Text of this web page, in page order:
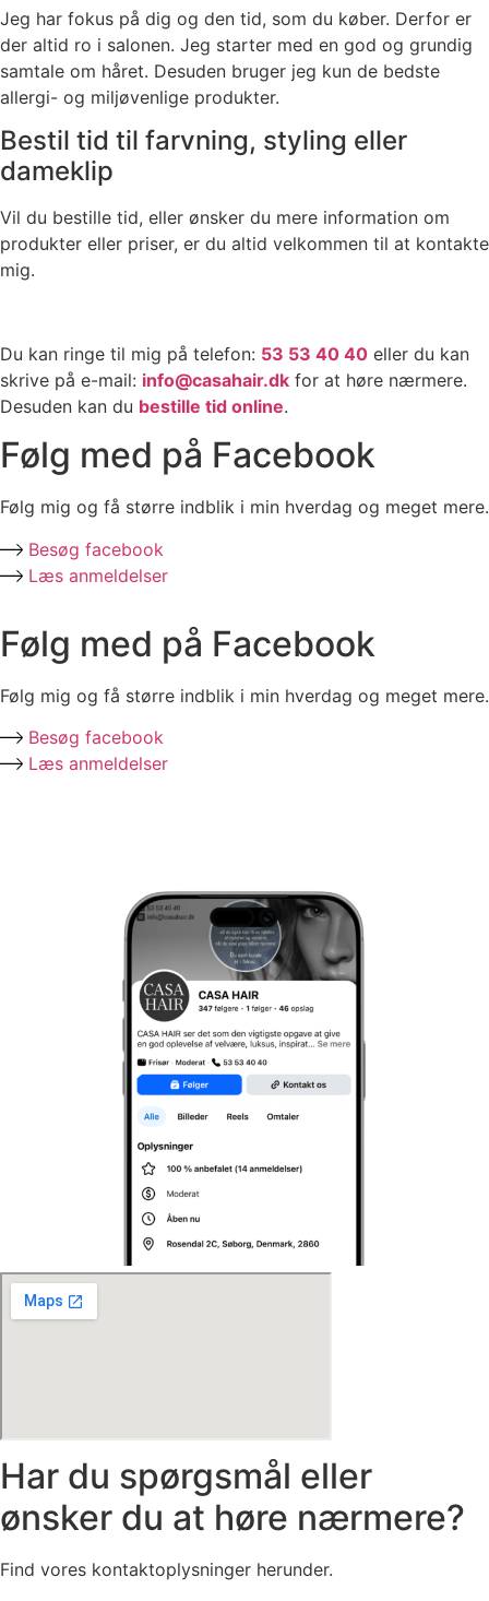
Jeg har fokus på dig og den tid, som du køber. Derfor er
der altid ro i salonen. Jeg starter med en god og grundig
samtale om håret. Desuden bruger jeg kun de bedste
allergi- og miljøvenlige produkter.
Bestil tid til farvning, styling eller
dameklip
Vil du bestille tid, eller ønsker du mere information om
produkter eller priser, er du altid velkommen til at kontakte
mig.
Du kan ringe til mig på telefon: 53 53 40 40 eller du kan
skrive på e-mail: info@casahair.dk for at høre nærmere.
Desuden kan du bestille tid online.
Følg med på Facebook
Følg mig og få større indblik i min hverdag og meget mere.
Besøg facebook
Læs anmeldelser
Følg med på Facebook
Følg mig og få større indblik i min hverdag og meget mere.
Besøg facebook
Læs anmeldelser
Har du spørgsmål eller
ønsker du at høre nærmere?
Find vores kontaktoplysninger herunder.